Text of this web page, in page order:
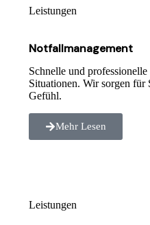
Leistungen
Notfallmanagement
Schnelle und
Situationen. Wir sorgen für
Gefühl.
Mehr Lesen
Leistungen